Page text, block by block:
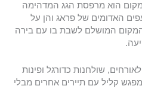
הוא מרפסת הגג המדהימה
האדומים של פראג והן על
המושלם לשבת בו עם בירה
שולחנות כדורגל ופינות
קליל עם תיירים אחרים מבלי